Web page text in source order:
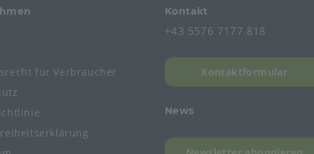
für Verbraucher
Kontakt
+43 5576 7177 818
Kontaktformular
News